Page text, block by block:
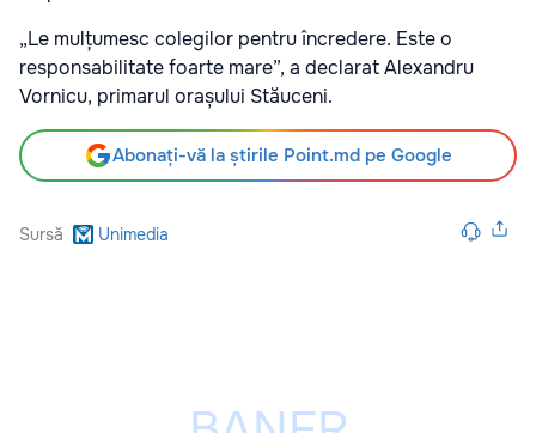
„Le mulțumesc colegilor pentru încredere. Este o
responsabilitate foarte mare”, a declarat Alexandru
Vornicu, primarul orașului Stăuceni.
Abonați-vă la știrile Point.md pe Google
Sursă Unimedia